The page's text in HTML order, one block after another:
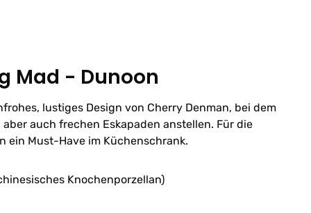
Mad - Dunoon
lustiges Design von Cherry Denman, bei dem
auch frechen Eskapaden anstellen. Für die
ein Must-Have im Küchenschrank.
Knochenporzellan)